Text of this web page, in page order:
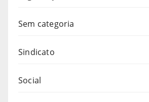
Sem categoria
Sindicato
Social